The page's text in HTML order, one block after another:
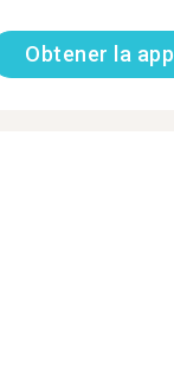
Obtener la app